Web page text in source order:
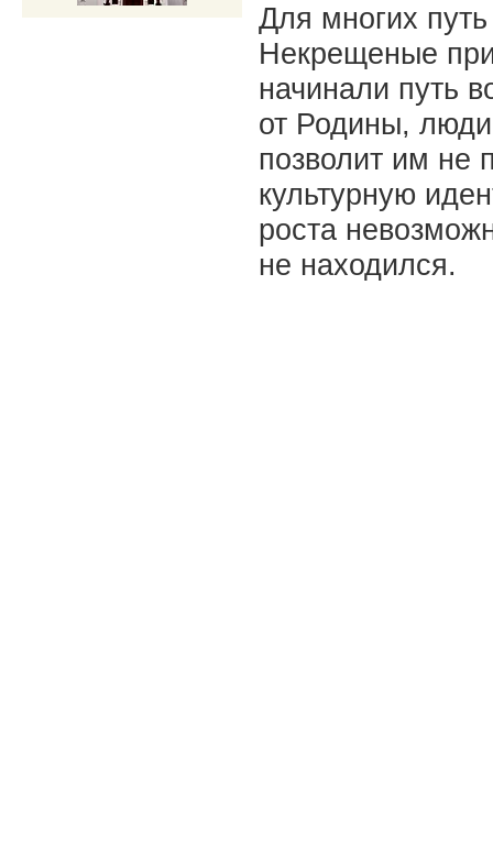
Для многих
Некрещеные
начинали путь
от Родины, люди
позволит им не
культурную
роста
не находился.